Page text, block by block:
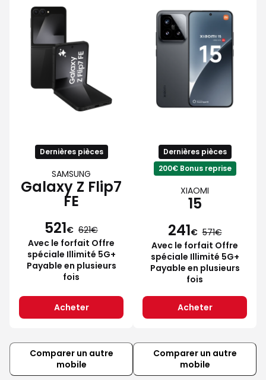
Dernières pièces
SAMSUNG
Galaxy Z Flip7
FE
521€ 621
Avec le forfait Offre
spéciale Illimité 5G+
Payable en plusieurs
fois
Acheter
Dernières pièces
200€ Bonus reprise
XIAOMI
15
241€ 571
Avec le forfait Offre
spéciale Illimité 5G+
Payable en plusieurs
fois
Acheter
Comparer un autre
mobile
Comparer un autre
mobile